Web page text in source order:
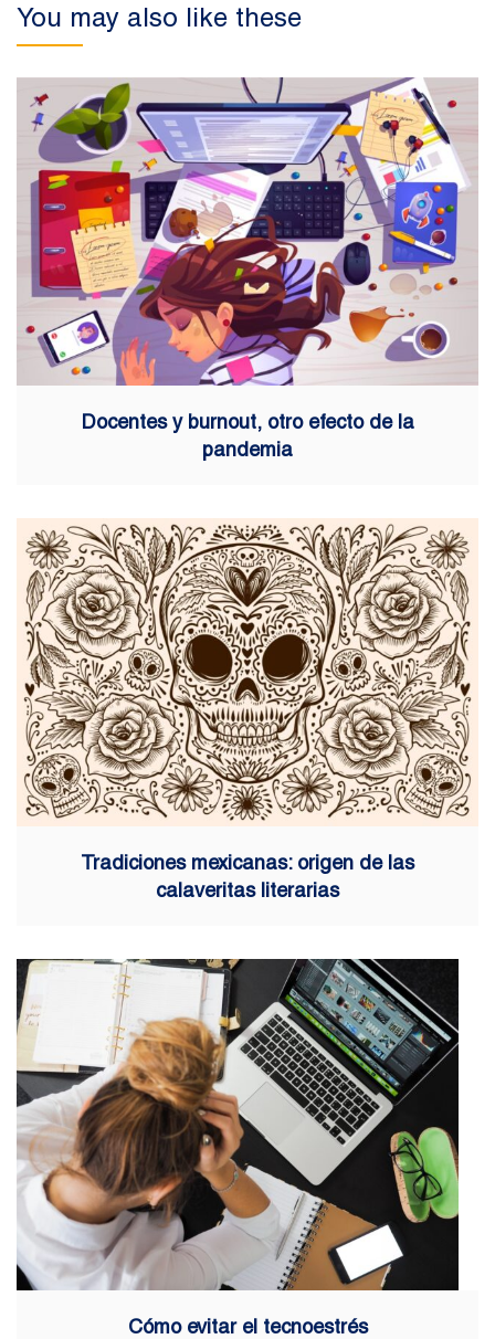
You may also like these
Docentes y burnout, otro efecto de la
pandemia
Tradiciones mexicanas: origen de las
calaveritas literarias
Cómo evitar el tecnoestrés